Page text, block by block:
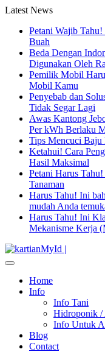
Latest News
Petani Wajib
Buah
Beda Dengan
Digunakan Oleh
Pemilik Mobil
Mobil Kamu
Penyebab dan
Tidak Segar Lagi
Awas Kantong
Per kWh Berlaku
Tips Mencuci Baju
Ketahui! Cara
Hasil Maksimal
Petani Harus
Tanaman
Harus Tahu! Ini
mudah Anda
Harus Tahu! Ini
Mekanisme Kerja
Home
Info
Info Tani
Hidroponik /
Info Untuk
Blog
Contact